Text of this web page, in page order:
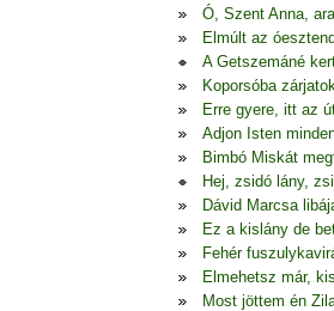
Ó, Szent Anna,
Elmúlt az
A Getszemáné
Koporsóba
Erre gyere, itt az
Adjon Isten
Bimbó Miskát
Hej, zsidó lány,
Dávid Marcsa
Ez a kislány de
Fehér
Elmehetsz már,
Most jöttem én